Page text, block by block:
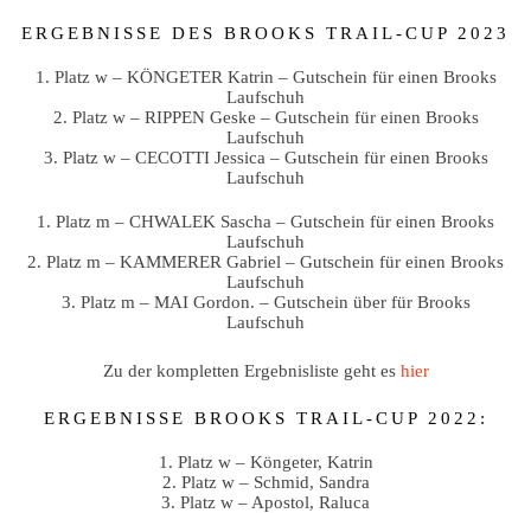
ERGEBNISSE DES BROOKS TRAIL-CUP 2023
1. Platz w – KÖNGETER Katrin – Gutschein für einen Brooks
Laufschuh
2. Platz w – RIPPEN Geske – Gutschein für einen Brooks
Laufschuh
3. Platz w – CECOTTI Jessica – Gutschein für einen Brooks
Laufschuh
1. Platz m – CHWALEK Sascha – Gutschein für einen Brooks
Laufschuh
2. Platz m – KAMMERER Gabriel – Gutschein für einen Brooks
Laufschuh
3. Platz m – MAI Gordon. – Gutschein über für Brooks
Laufschuh
Zu der kompletten Ergebnisliste geht es hier
ERGEBNISSE BROOKS TRAIL-CUP 2022:
1. Platz w – Köngeter, Katrin
2. Platz w – Schmid, Sandra
3. Platz w – Apostol, Raluca